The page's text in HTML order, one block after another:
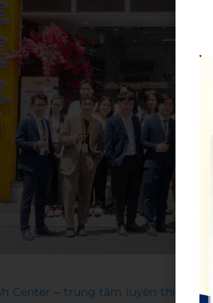
Center – trung tâm luyện thi tiếng